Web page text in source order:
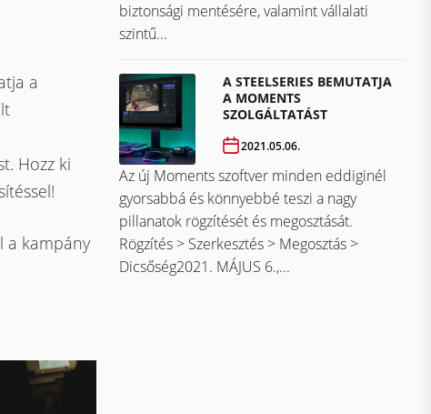
a
Hozz ki
a kampány
biztonsági mentésére, valamint vállalati
szintű...
A STEELSERIES BEMUTATJA
A MOMENTS
SZOLGÁLTATÁST
2021.05.06.
Az új Moments szoftver minden eddiginél
gyorsabbá és könnyebbé teszi a nagy
pillanatok rögzítését és megosztását.
Rögzítés > Szerkesztés > Megosztás >
Dicsőség2021. MÁJUS 6.,...